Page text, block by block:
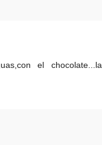
el chocolate...la